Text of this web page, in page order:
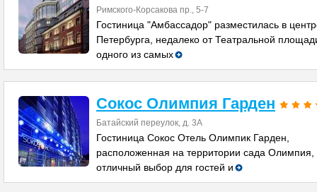
Римского-Корсакова пр., 5-7
Гостиница "Амбассадор" разместилась в
Петербурга, недалеко от Театральной
одного из самых
Сокос Олимпия Гарден
Батайский переулок, д. 3А
Гостиница Сокос Отель Олимпик Гарден,
расположенная на территории сада Олимпия,
отличный выбор для гостей и